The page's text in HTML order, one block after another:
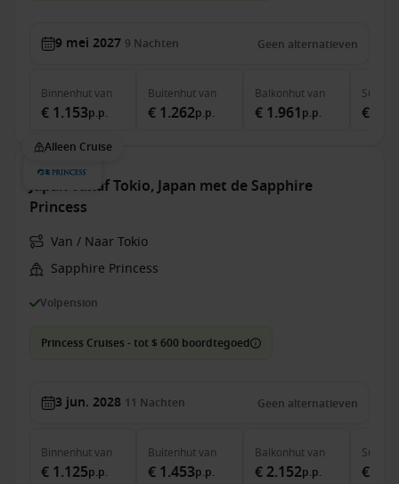
9 mei 2027 9 Nachten Geen alternatieven
Binnenhutvan
€ 1.153p.p.
Buitenhutvan
€ 1.262p.p.
Balkonhutvan
€ 1.961 p.p.
Suite
€
Alleen Cruise
Japan vanaf Tokio, Japan met de Sapphire
Princess
Van / Naar Tokio
Sapphire Princess
Volpension
Princess Cruises - tot $ 600 boordtegoed
3 jun. 2028 11 Nachten Geen alternatieven
Binnenhutvan
€ 1.125p.p.
Buitenhutvan
€ 1.453p.p.
Balkonhutvan
€ 2.152p.p.
Suite
€